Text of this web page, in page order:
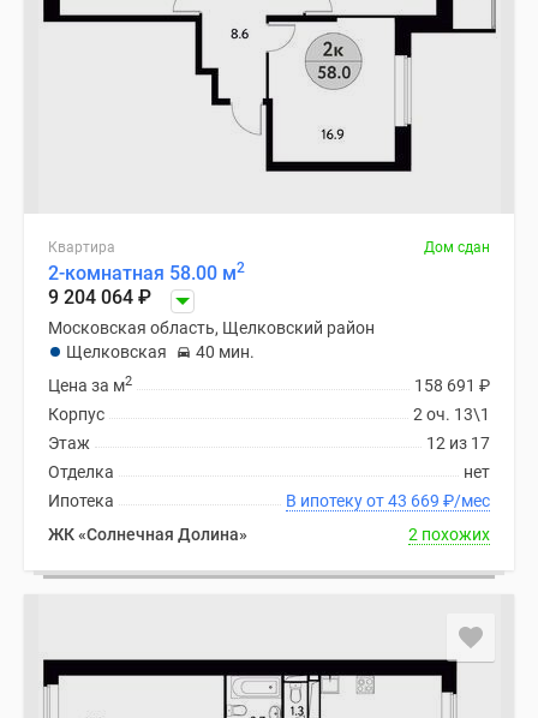
Квартира Дом сдан
2-комнатная 58.00 м2
9 204 064 ₽
Московская область, Щелковский район
Щелковская
40 мин.
158 691 ₽
Цена за м2
2 оч. 13\1
Корпус
12 из 17
Этаж
нет
Отделка
В ипотеку от 43 669 ₽/мес
Ипотека
ЖК «Солнечная Долина»
2 похожих